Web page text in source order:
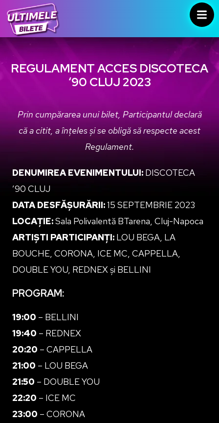
REGULAMENT ACCES DISCOTECA
‘90 CLUJ 2023
Prin cumpărarea unui bilet, Participantul declară
că a citit, a înțeles și se obligă să respecte acest
Regulament.
DENUMIREA EVENIMENTULUI: DISCOTECA
’90 CLUJ
DATA DESFĂȘURĂRII:15 SEPTEMBRIE 2023
LOCAȚIE:Sala Polivalentă BTarena, Cluj-Napoca
ARTIȘTI PARTICIPANȚI: LOU BEGA, LA
BOUCHE, CORONA, ICE MC, CAPPELLA,
DOUBLE YOU, REDNEX și BELLINI
PROGRAM:
19:00 – BELLINI
19:40 – REDNEX
20:20 – CAPPELLA
21:00 – LOU BEGA
21:50 – DOUBLE YOU
22:20 – ICE MC
23:00 – CORONA